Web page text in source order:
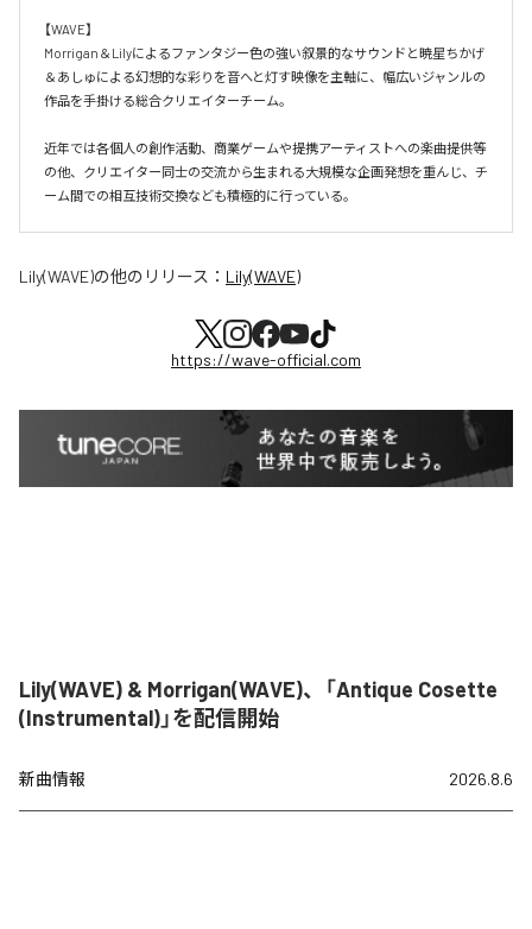
【WAVE】
Morrigan＆Lilyによるファンタジー色の強い叙景的なサウンドと暁星ちかげ
＆あしゅによる幻想的な彩りを音へと灯す映像を主軸に、幅広いジャンルの
作品を手掛ける総合クリエイターチーム。
近年では各個人の創作活動、商業ゲームや提携アーティストへの楽曲提供等
の他、クリエイター同士の交流から生まれる大規模な企画発想を重んじ、チ
ーム間での相互技術交換なども積極的に行っている。
Lily(WAVE)の他のリリース： Lily(WAVE)
https://wave-official.com
Lily(WAVE) & Morrigan(WAVE)、「Antique Cosette
(Instrumental)」を配信開始
新曲情報 2026.8.6